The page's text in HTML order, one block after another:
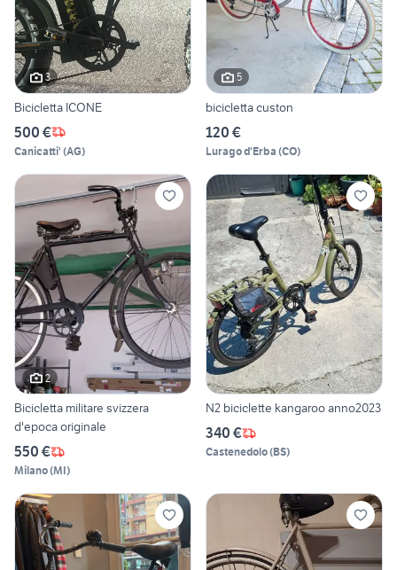
3
Bicicletta ICONE
500 €
Canicatti' (AG)
5
bicicletta custon
120 €
Lurago d'Erba (CO)
2
Bicicletta militare svizzera
d'epoca originale
550 €
Milano(MI)
N2 biciclette kangaroo anno2023
340 €
Castenedolo(BS)